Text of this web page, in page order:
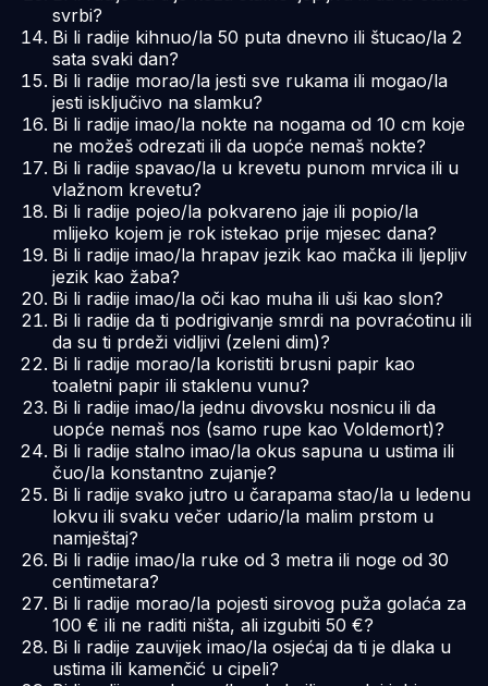
svrbi?
Bi li radije kihnuo/la 50 puta dnevno ili štucao/la 2
sata svaki dan?
Bi li radije morao/la jesti sve rukama ili mogao/la
jesti isključivo na slamku?
Bi li radije imao/la nokte na nogama od 10 cm koje
ne možeš odrezati ili da uopće nemaš nokte?
Bi li radije spavao/la u krevetu punom mrvica ili u
vlažnom krevetu?
Bi li radije pojeo/la pokvareno jaje ili popio/la
mlijeko kojem je rok istekao prije mjesec dana?
Bi li radije imao/la hrapav jezik kao mačka ili ljepljiv
jezik kao žaba?
Bi li radije imao/la oči kao muha ili uši kao slon?
Bi li radije da ti podrigivanje smrdi na povraćotinu ili
da su ti prdeži vidljivi (zeleni dim)?
Bi li radije morao/la koristiti brusni papir kao
toaletni papir ili staklenu vunu?
Bi li radije imao/la jednu divovsku nosnicu ili da
uopće nemaš nos (samo rupe kao Voldemort)?
Bi li radije stalno imao/la okus sapuna u ustima ili
čuo/la konstantno zujanje?
Bi li radije svako jutro u čarapama stao/la u ledenu
lokvu ili svaku večer udario/la malim prstom u
namještaj?
Bi li radije imao/la ruke od 3 metra ili noge od 30
centimetara?
Bi li radije morao/la pojesti sirovog puža golaća za
100 € ili ne raditi ništa, ali izgubiti 50 €?
Bi li radije zauvijek imao/la osjećaj da ti je dlaka u
ustima ili kamenčić u cipeli?